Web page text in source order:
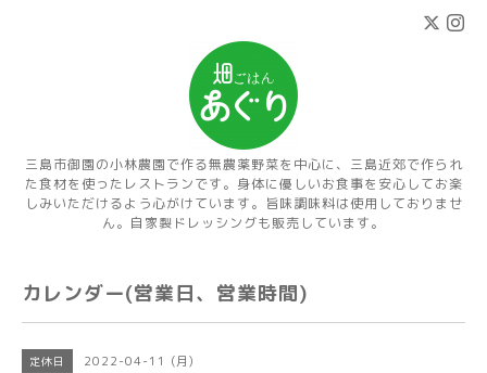
三島市御園の小林農園で作る無農薬野菜を中心に、三島近郊で作られ
た食材を使ったレストランです。身体に優しいお食事を安心してお楽
しみいただけるよう心がけています。旨味調味料は使用しておりませ
ん。自家製ドレッシングも販売しています。
カレンダー(営業日、営業時間)
定休日 2022-04-11 (月)